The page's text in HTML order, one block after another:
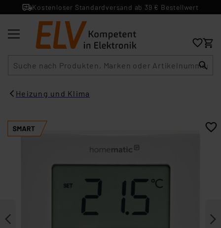
Kostenloser Standardversand ab 39 € Bestellwert
Heizung und Klima